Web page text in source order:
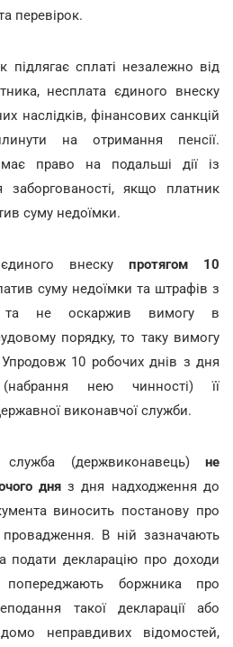
перевірок.
сплаті незалежно від
несплата єдиного внеску
наслідків, фінансових санкцій
на отримання пенсії.
право на подальші дії із
заборгованості, якщо платник
суму недоїмки.
внеску протягом 10
суму недоїмки та штрафів з
та не оскаржив вимогу в
порядку, то таку вимогу
10 робочих днів з дня
нею чинності) її
виконавчої служби.
(держвиконавець) не
дняз дня надходження до
виносить постанову про
провадження. В ній зазначають
подати декларацію про доходи
боржника про
такої декларації або
неправдивих відомостей,